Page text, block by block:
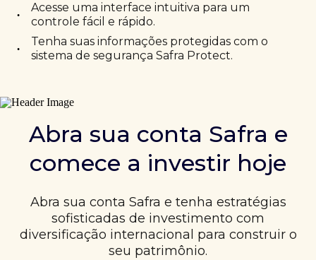
•
Acesse uma interface intuitiva para um
controle fácil e rápido.
•
Tenha suas informações protegidas com o
sistema de segurança Safra Protect.
Abra sua conta Safra e
comece a investir hoje
Abra sua conta Safra e tenha estratégias
sofisticadas de investimento com
diversificação internacional para construir o
seu patrimônio.